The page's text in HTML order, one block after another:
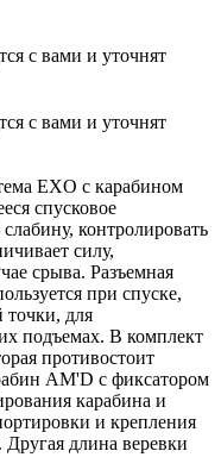
с вами и уточнят
с вами и уточнят
EXO с карабином
спусковое
контролировать
силу,
срыва. Разъемная
при спуске,
точки, для
подъемах. В комплект
противостоит
АМ'D с фиксатором
карабина и
и крепления
длина веревки